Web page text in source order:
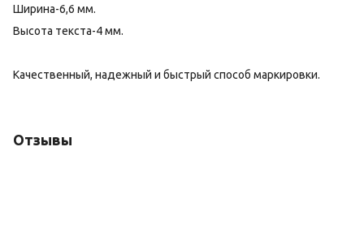
Ширина-6,6 мм.
Высота текста-4 мм.
Качественный, надежный и быстрый способ маркировки.
Отзывы